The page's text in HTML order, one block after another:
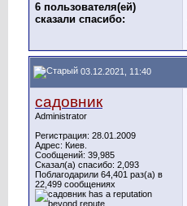
6 пользователя(ей)
сказали cпасибо:
03.12.2021, 11:40
садовник
Administrator
Регистрация: 28.01.2009
Адрес: Киев.
Сообщений: 39,985
Сказал(а) спасибо: 2,093
Поблагодарили 64,401 раз(а) в
22,499 сообщениях